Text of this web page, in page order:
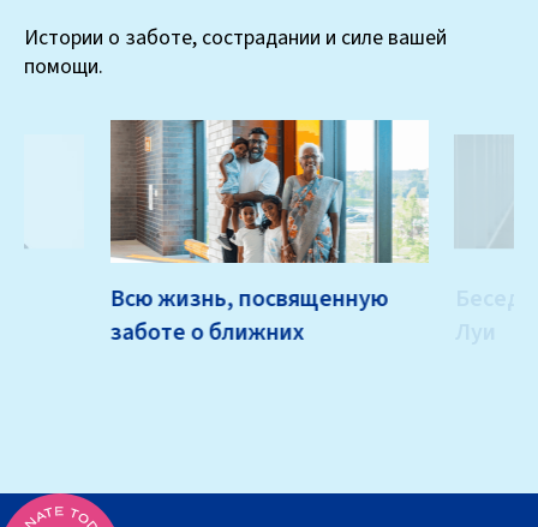
Истории о заботе, сострадании и силе вашей
помощи.
Всю жизнь, посвященную
заботе о ближних